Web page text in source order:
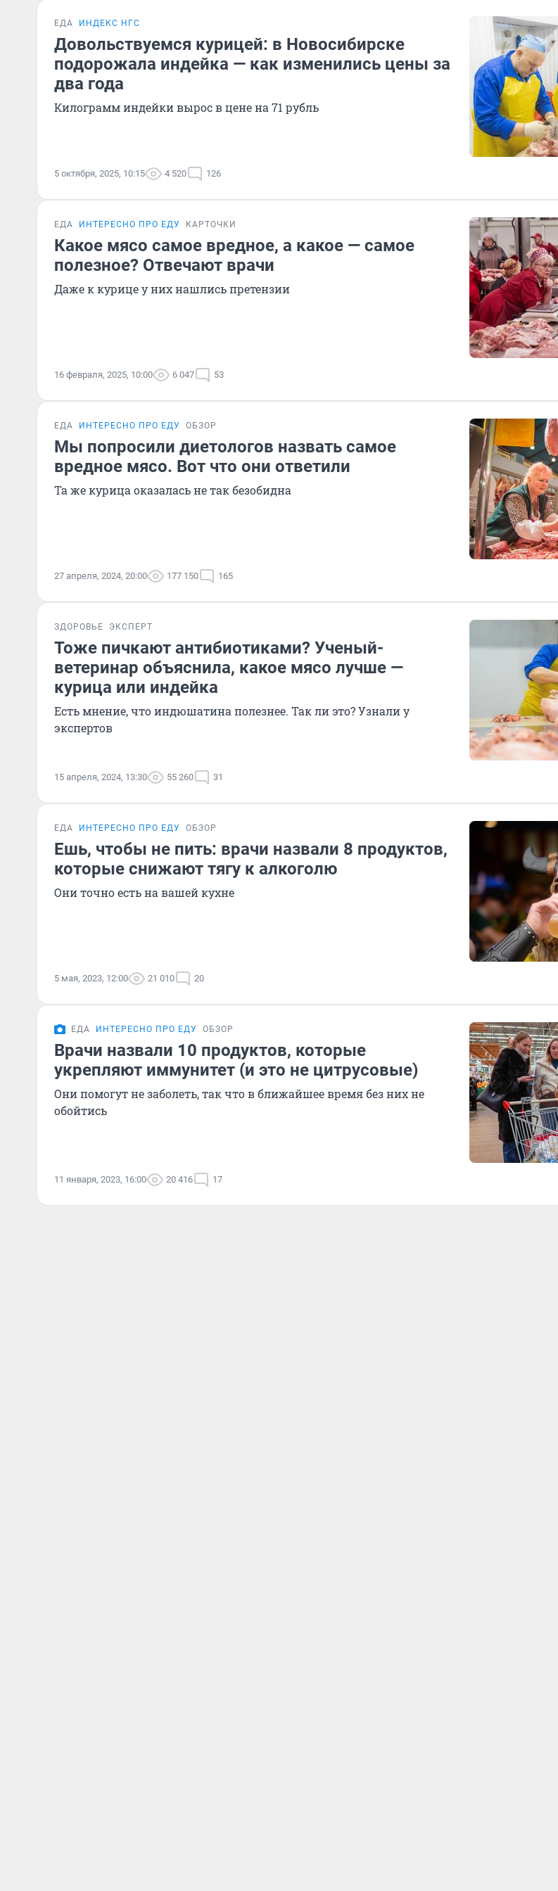
ЕДА ИНДЕКС НГС
Довольствуемся курицей: в Новосибирске
подорожала индейка — как изменились цены за
два года
Килограмм индейки вырос в цене на 71 рубль
5 октября, 2025, 10:15 4 520 126
ЕДА ИНТЕРЕСНО ПРО ЕДУ КАРТОЧКИ
Какое мясо самое вредное, а какое — самое
полезное? Отвечают врачи
Даже к курице у них нашлись претензии
16 февраля, 2025, 10:00 6 047 53
ЕДА ИНТЕРЕСНО ПРО ЕДУ ОБЗОР
Мы попросили диетологов назвать самое
вредное мясо. Вот что они ответили
Та же курица оказалась не так безобидна
27 апреля, 2024, 20:00 177 150 165
ЗДОРОВЬЕ ЭКСПЕРТ
Тоже пичкают антибиотиками? Ученый-
ветеринар объяснила, какое мясо лучше —
курица или индейка
Есть мнение, что индюшатина полезнее. Так ли это? Узнали у
экспертов
15 апреля, 2024, 13:30 55 260 31
ЕДА ИНТЕРЕСНО ПРО ЕДУ ОБЗОР
Ешь, чтобы не пить: врачи назвали 8 продуктов,
которые снижают тягу к алкоголю
Они точно есть на вашей кухне
5 мая, 2023, 12:00 21 010 20
ЕДА ИНТЕРЕСНО ПРО ЕДУ ОБЗОР
Врачи назвали 10 продуктов, которые
укрепляют иммунитет (и это не цитрусовые)
Они помогут не заболеть, так что в ближайшее время без них не
обойтись
11 января, 2023, 16:00 20 416 17